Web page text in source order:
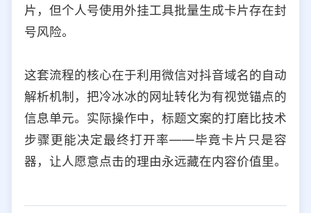
片，但个人号使用外挂工具批量生成卡片存在封
号风险。
这套流程的核心在于利用微信对抖音域名的自动
解析机制，把冷冰冰的网址转化为有视觉锚点的
信息单元。实际操作中，标题文案的打磨比技术
步骤更能决定最终打开率——毕竟卡片只是容
器，让人愿意点击的理由永远藏在内容价值里。